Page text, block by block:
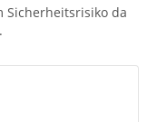
Sicherheitsrisiko da